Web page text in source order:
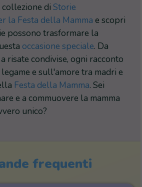
di Storie
la Festa della Mamma e scopri
possono trasformare la
occasione speciale. Da
risate condivise, ogni racconto
e sull'amore tra madri e
Festa della Mamma. Sei
e a commuovere la mamma
unico?
frequenti